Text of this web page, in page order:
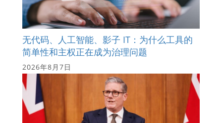
无代码、人工智能、影子 IT：为什么工具的
简单性和主权正在成为治理问题
2026年8月7日